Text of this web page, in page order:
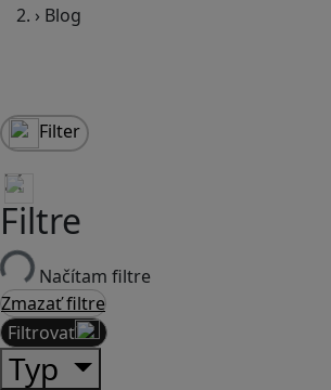
› Blog
Filter
Filtre
Načítam filtre
Zmazať filtre
Filtrovať
Typ